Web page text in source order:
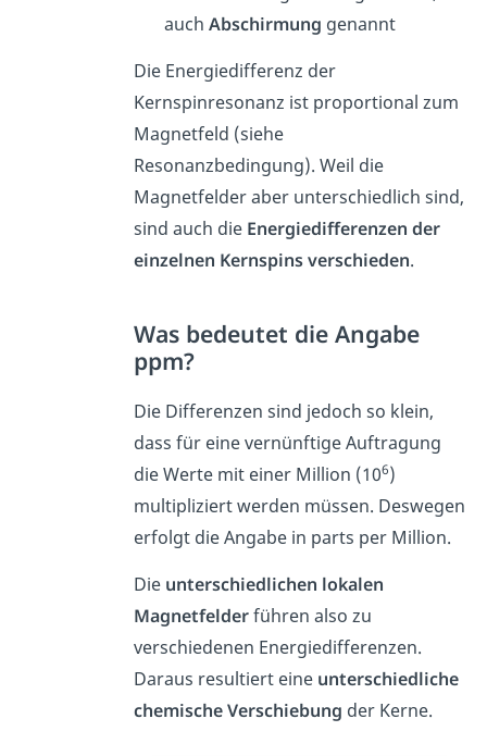
auch Abschirmung genannt
Die Energiedifferenz der
Kernspinresonanz ist proportional zum
Magnetfeld (siehe
Resonanzbedingung). Weil die
Magnetfelder aber unterschiedlich sind,
sind auch die Energiedifferenzen der
einzelnen Kernspins verschieden.
Was bedeutet die Angabe
ppm?
Die Differenzen sind jedoch so klein,
dass für eine vernünftige Auftragung
die Werte mit einer Million (106)
multipliziert werden müssen. Deswegen
erfolgt die Angabe in parts per Million.
Die unterschiedlichen lokalen
Magnetfelderführen also zu
verschiedenen Energiedifferenzen.
Daraus resultiert eine unterschiedliche
chemische Verschiebung der Kerne.